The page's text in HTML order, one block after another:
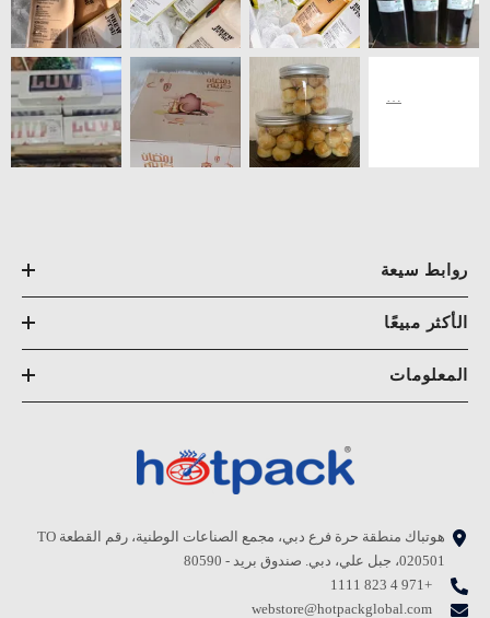
روابط سيعة
الأكثر مبيعًا
المعلومات
هوتباك منطقة حرة فرع دبي، مجمع الصناعات الوطنية، رقم القطعة TO
020501، جبل علي، دبي. صندوق بريد - 80590
+971 4 823 1111
webstore@hotpackglobal.com